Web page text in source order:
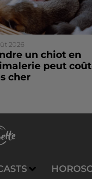
2026
un chiot en
peut
cher